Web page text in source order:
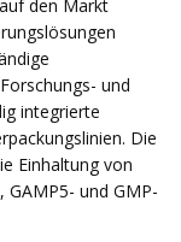
den Markt
und
integrierte
Die
Einhaltung von
GAMP5- und GMP-